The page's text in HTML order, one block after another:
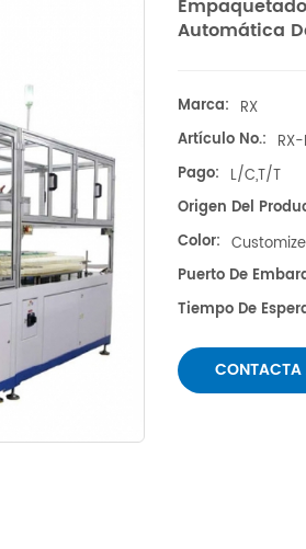
Automática
Marca: RX
Artículo No.:
Pago: L/C,T/T
Origen Del
Color:
Puerto De
Tiempo De